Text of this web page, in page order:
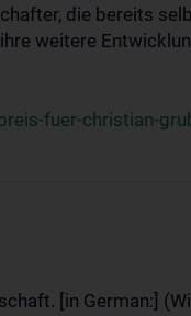
die bereits
weitere
fuer-christian-
[in German:]